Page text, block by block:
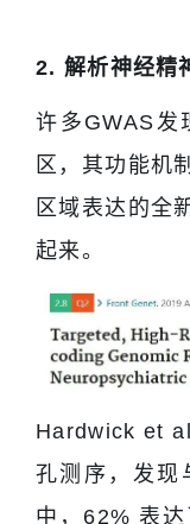
2. 解析神经精
许多GWAS发
区，其功能机
区域表达的全
起来。
Hardwick et
孔测序，发现
中，62% 表